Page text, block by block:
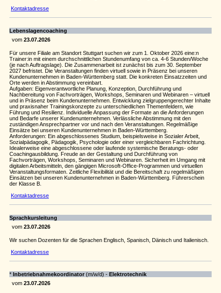
Kontaktadresse
Lebenslagencoaching
vom 23.07.2026
Für unsere Filiale am Standort Stuttgart suchen wir zum 1. Oktober 2026 eine:n
Trainer:in mit einem durchschnittlichen Stundenumfang von ca. 4-6 Stunden/Woche
(je nach Auftragslage). Die Zusammenarbeit ist zunächst bis zum 30. September
2027 befristet. Die Veranstaltungen finden virtuell sowie in Präsenz bei unseren
Kundenunternehmen in Baden-Württemberg statt. Die konkreten Einsatzzeiten und
Orte werden in Abstimmung vereinbart.
Aufgaben: Eigenverantwortliche Planung, Konzeption, Durchführung und
Nachbereitung von Fachvorträgen, Workshops, Seminaren und Webinaren – virtuell
und in Präsenz beim Kundenunternehmen. Entwicklung zielgruppengerechter Inhalte
und praxisnaher Trainingskonzepte zu unterschiedlichen Themenfeldern, wie
Führung und Resilienz. Individuelle Anpassung der Formate an die Anforderungen
und Bedarfe unserer Kundenunternehmen. Verlässliche Abstimmung mit den
zuständigen Ansprechpartner vor und nach den Veranstaltungen. Regelmäßige
Einsätze bei unseren Kundenunternehmen in Baden-Württemberg.
Anforderungen: Ein abgeschlossenes Studium, beispielsweise in Sozialer Arbeit,
Sozialpädagogik, Pädagogik, Psychologie oder einer vergleichbaren Fachrichtung.
Idealerweise eine abgeschlossene oder laufende systemische Beratungs- oder
Coachingausbildung. Freude an der Gestaltung und Durchführung von
Fachvorträgen, Workshops, Seminaren und Webinaren. Sicherheit im Umgang mit
digitalen Arbeitsmitteln, den gängigen Microsoft-Office-Programmen und virtuellen
Veranstaltungsformaten. Zeitliche Flexibilität und die Bereitschaft zu regelmäßigen
Einsätzen bei unseren Kundenunternehmen in Baden-Württemberg. Führerschein
der Klasse B.
Kontaktadresse
Sprachkursleitung
vom 23.07.2026
Wir suchen Dozenten für die Sprachen Englisch, Spanisch, Dänisch und Italienisch.
Kontaktadresse
* Inbetriebnahmekoordinator (m/w/d) - Elektrotechnik
vom 23.07.2026